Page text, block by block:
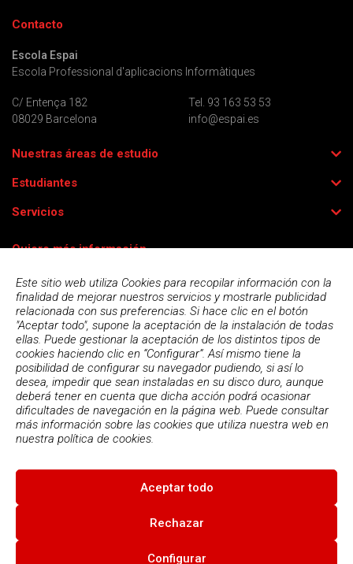
Este sitio web utiliza Cookies para recopilar información con la
finalidad de mejorar nuestros servicios y mostrarle publicidad
relacionada con sus preferencias. Si hace clic en el botón
"Aceptar todo", supone la aceptación de la instalación de todas
ellas. Puede gestionar la aceptación de los distintos tipos de
cookies haciendo clic en “Configurar”. Así mismo tiene la
posibilidad de configurar su navegador pudiendo, si así lo
desea, impedir que sean instaladas en su disco duro, aunque
deberá tener en cuenta que dicha acción podrá ocasionar
dificultades de navegación en la página web. Puede consultar
más información sobre las cookies que utiliza nuestra web en
nuestra política de cookies.
Aceptar todo
Rechazar
Configurar
Contacto
Escola Espai
Escola Professional d'aplicacions Informàtiques
C/ Entença 182
08029 Barcelona
Tel. 93 163 53 53
info@espai.es
Nuestras áreas de estudio
Estudiantes
Servicios
Quiero más información
Acepto lapolítica de privacidad
© 2026
Condiciones de uso